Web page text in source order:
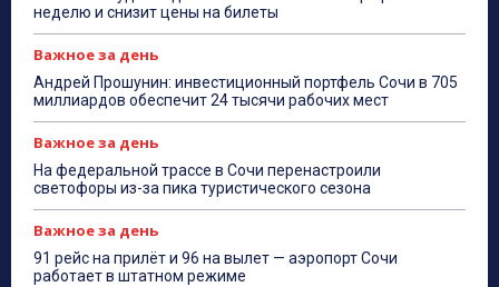
неделю и снизит цены на билеты
Важное за день
Андрей Прошунин: инвестиционный портфель Сочи в 705
миллиардов обеспечит 24 тысячи рабочих мест
Важное за день
На федеральной трассе в Сочи перенастроили
светофоры из-за пика туристического сезона
Важное за день
91 рейс на прилёт и 96 на вылет — аэропорт Сочи
работает в штатном режиме